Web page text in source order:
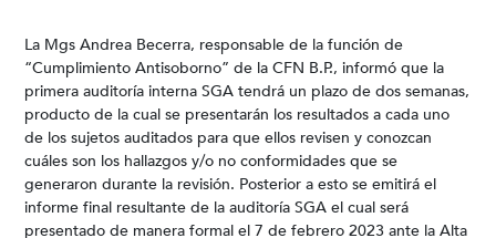
La Mgs Andrea Becerra, responsable de la función de
“Cumplimiento Antisoborno” de la CFN B.P., informó que la
primera auditoría interna SGA tendrá un plazo de dos semanas,
producto de la cual se presentarán los resultados a cada uno
de los sujetos auditados para que ellos revisen y conozcan
cuáles son los hallazgos y/o no conformidades que se
generaron durante la revisión. Posterior a esto se emitirá el
informe final resultante de la auditoría SGA el cual será
presentado de manera formal el 7 de febrero 2023 ante la Alta